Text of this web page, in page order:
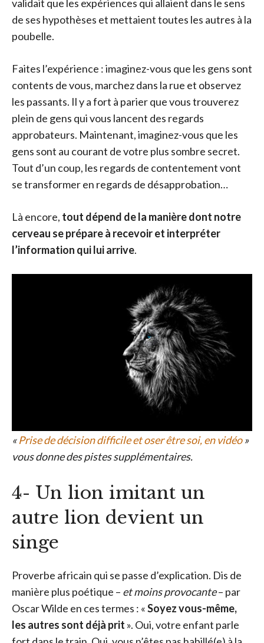
validait que les expériences qui allaient dans le sens
de ses hypothèses et mettaient toutes les autres à la
poubelle.
Faites l’expérience : imaginez-vous que les gens sont
contents de vous, marchez dans la rue et observez
les passants. Il y a fort à parier que vous trouverez
plein de gens qui vous lancent des regards
approbateurs. Maintenant, imaginez-vous que les
gens sont au courant de votre plus sombre secret.
Tout d’un coup, les regards de contentement vont
se transformer en regards de désapprobation…
Là encore, tout dépend de la manière dont notre
cerveau se prépare à recevoir et interpréter
l’information qui lui arrive.
«Prise de décision difficile et oser être soi, en vidéo»
vous donne des pistes supplémentaires.
4- Un lion imitant un
autre lion devient un
singe
Proverbe africain qui se passe d’explication. Dis de
manière plus poétique – et moins provocante– par
Oscar Wilde en ces termes : «Soyez vous-même,
les autres sont déjà prit ». Oui, votre enfant parle